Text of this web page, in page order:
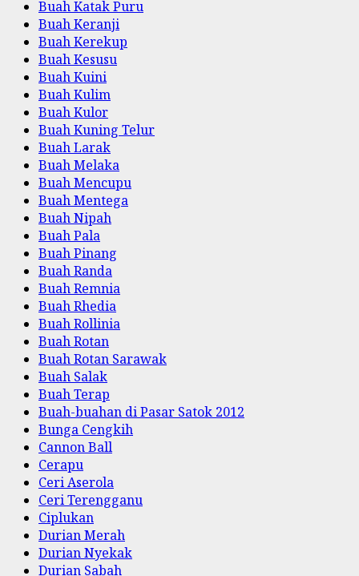
Buah Katak Puru
Buah Keranji
Buah Kerekup
Buah Kesusu
Buah Kuini
Buah Kulim
Buah Kulor
Buah Kuning Telur
Buah Larak
Buah Melaka
Buah Mencupu
Buah Mentega
Buah Nipah
Buah Pala
Buah Pinang
Buah Randa
Buah Remnia
Buah Rhedia
Buah Rollinia
Buah Rotan
Buah Rotan Sarawak
Buah Salak
Buah Terap
Buah-buahan di Pasar Satok 2012
Bunga Cengkih
Cannon Ball
Cerapu
Ceri Aserola
Ceri Terengganu
Ciplukan
Durian Merah
Durian Nyekak
Durian Sabah